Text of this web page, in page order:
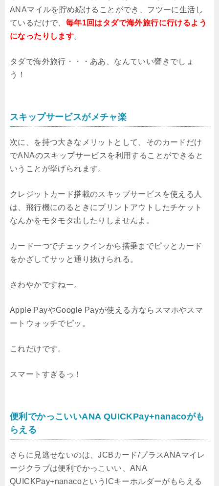
ANAマイルを貯め続けることができ、フツーに生活し
ているだけで、 毎年1回はタダで海外旅行に行けるよう
になったりします。
タダで海外旅行・・・ああ、なんていい響きでしょ
う！
スキップサービスがメチャ楽
次に、を持つ大きなメリットとして、そのカードだけ
でANAのスキップサービスを利用することができると
いうことが挙げられます。
クレジットカード搭載のスキップサービスを使える人
は、飛行機にのるときにプリントアウトしたチケット
なんかをモタモタ出したりしませんよ。
カード一つでチェックインから搭乗までピッとカード
をかざしてサッと通り抜けられる。
さわやかですねー。
Apple PayやGoogle Payが使える方ならスマホやスマ
ートウォッチでピッ。
これだけです。
スマートすぎるっ！
便利でかっこいいANA QUICKPay+nanacoがも
らえる
さらに見逃せないのは、JCBカード/プラスANAマイレ
ージクラブは便利でかっこいい、ANA
QUICKPay+nanacoというICキーホルダーがもらえる